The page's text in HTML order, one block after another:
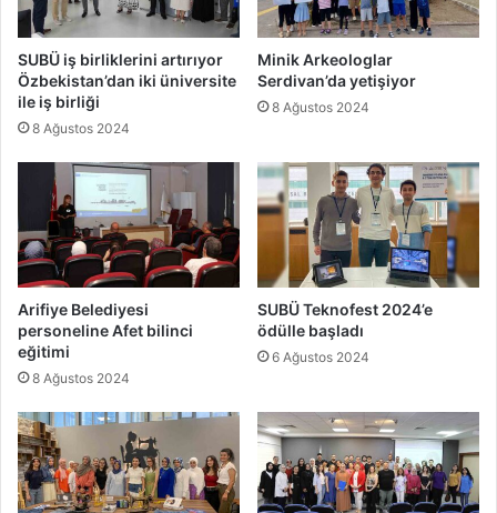
SUBÜ iş birliklerini artırıyor
Özbekistan’dan iki üniversite
ile iş birliği
8 Ağustos 2024
Minik Arkeologlar
Serdivan’da yetişiyor
8 Ağustos 2024
Arifiye Belediyesi
personeline Afet bilinci
eğitimi
8 Ağustos 2024
SUBÜ Teknofest 2024’e
ödülle başladı
6 Ağustos 2024